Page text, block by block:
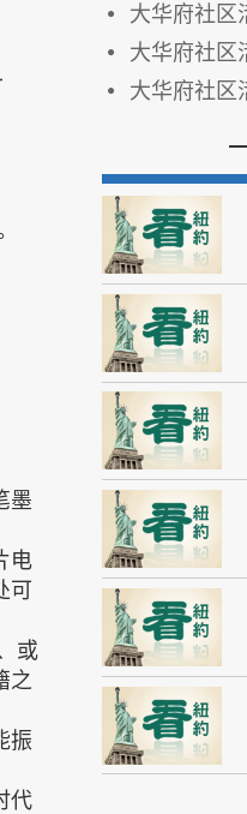
墨
电
可
或
之
振
代
大华府社区
大华府社区
大华府社区